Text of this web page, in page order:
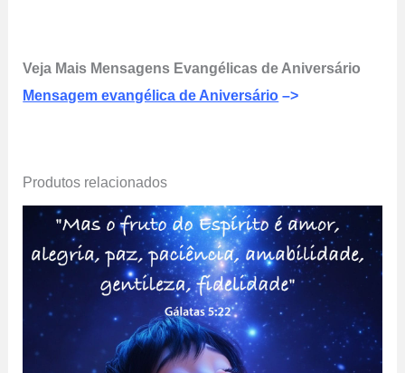
Veja Mais Mensagens Evangélicas de Aniversário
Mensagem evangélica de Aniversário –>
Produtos relacionados